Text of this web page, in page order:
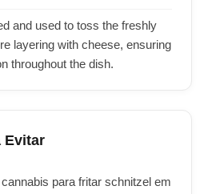
and used to toss the freshly
layering with cheese, ensuring
throughout the dish.
Evitar
para fritar schnitzel em